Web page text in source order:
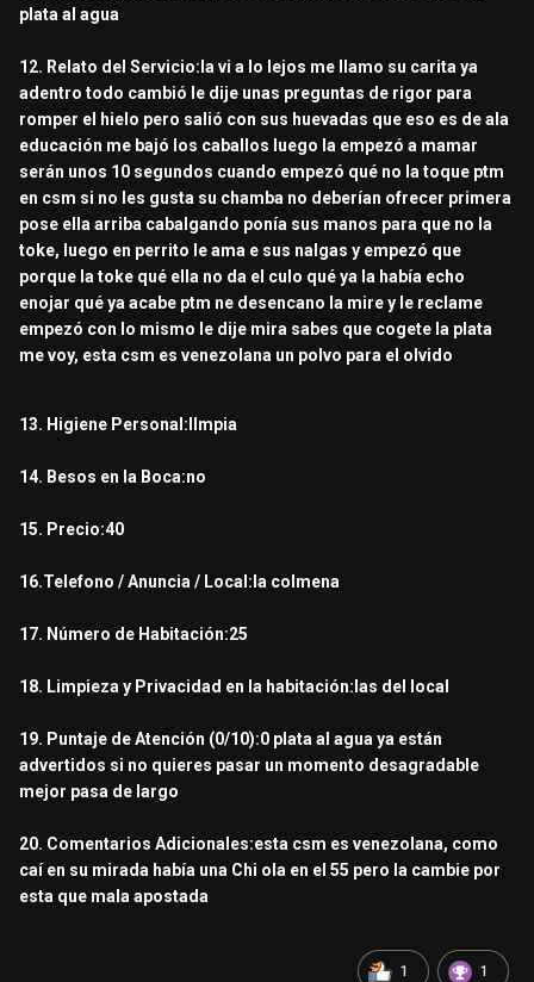
plata al agua
12. Relato del Servicio:la vi a lo lejos me llamo su carita ya
adentro todo cambió le dije unas preguntas de rigor para
romper el hielo pero salió con sus huevadas que eso es de ala
educación me bajó los caballos luego la empezó a mamar
serán unos 10 segundos cuando empezó qué no la toque ptm
en csm si no les gusta su chamba no deberían ofrecer primera
pose ella arriba cabalgando ponía sus manos para que no la
toke, luego en perrito le ama e sus nalgas y empezó que
porque la toke qué ella no da el culo qué ya la había echo
enojar qué ya acabe ptm ne desencano la mire y le reclame
empezó con lo mismo le dije mira sabes que cogete la plata
me voy, esta csm es venezolana un polvo para el olvido
13. Higiene Personal:llmpia
14. Besos en la Boca:no
15. Precio:40
16.Telefono / Anuncia / Local:la colmena
17. Número de Habitación:25
18. Limpieza y Privacidad en la habitación:las del local
19. Puntaje de Atención (0/10):0 plata al agua ya están
advertidos si no quieres pasar un momento desagradable
mejor pasa de largo
20. Comentarios Adicionales:esta csm es venezolana, como
caí en su mirada había una Chi ola en el 55 pero la cambie por
esta que mala apostada
1 1